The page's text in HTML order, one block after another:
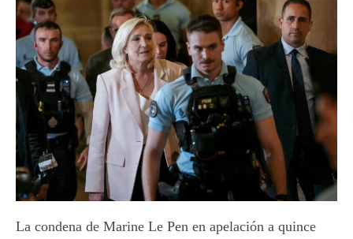
La condena de Marine Le Pen en apelación a quince